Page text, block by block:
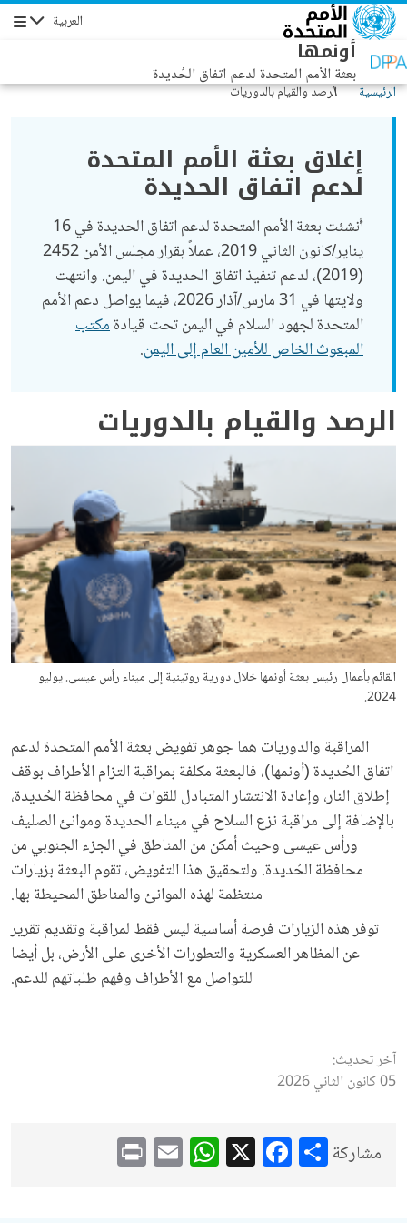
تجاوز إلى المحتوى الرئيسي العربية التنقل
أونمها
بعثة الأمم المتحدة لدعم اتفاق الحُديدة
الرئيسية الرصد والقيام بالدوريات
إغلاق بعثة الأمم المتحدة
لدعم اتفاق الحديدة
أُنشئت بعثة الأمم المتحدة لدعم اتفاق الحديدة في 16
يناير/كانون الثاني 2019، عملاً بقرار مجلس الأمن 2452
(2019)، لدعم تنفيذ اتفاق الحديدة في اليمن. وانتهت
ولايتها في 31 مارس/آذار 2026، فيما يواصل دعم الأمم
المتحدة لجهود السلام في اليمن تحت قيادةمكتب
المبعوث الخاص للأمين العام إلى اليمن.
الرصد والقيام بالدوريات
القائم بأعمال رئيس بعثة أونمها خلال دورية روتينية إلى ميناء رأس عيسى. يوليو
2024.
المراقبة والدوريات هما جوهر تفويض بعثة الأمم المتحدة لدعم
اتفاق الحُديدة (أونمها)، فالبعثة مكلفة بمراقبة التزام الأطراف بوقف
إطلاق النار، وإعادة الانتشار المتبادل للقوات في محافظة الحُديدة،
بالإضافة إلى مراقبة نزع السلاح في ميناء الحديدة وموانئ الصليف
ورأس عيسى وحيث أمكن من المناطق في الجزء الجنوبي من
محافظة الحُديدة. ولتحقيق هذا التفويض، تقوم البعثة بزيارات
منتظمة لهذه الموانئ والمناطق المحيطة بها.
توفر هذه الزيارات فرصة أساسية ليس فقط لمراقبة وتقديم تقرير
عن المظاهر العسكرية والتطورات الأخرى على الأرض، بل أيضا
للتواصل مع الأطراف وفهم طلباتهم للدعم.
آخر تحديث:
05 كانون الثاني 2026
مشاركةShare
Facebook
X
WhatsApp
Email
Print